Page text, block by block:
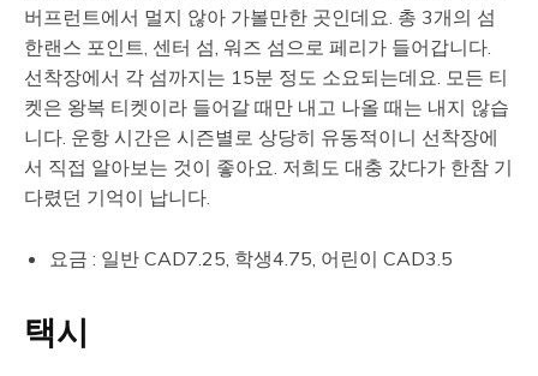
버프런트에서 멀지 않아 가볼만한 곳인데요. 총 3개의 섬
한랜스 포인트, 센터 섬, 워즈 섬으로 페리가 들어갑니다.
선착장에서 각 섬까지는 15분 정도 소요되는데요. 모든 티
켓은 왕복 티켓이라 들어갈 때만 내고 나올 때는 내지 않습
니다. 운항 시간은 시즌별로 상당히 유동적이니 선착장에
서 직접 알아보는 것이 좋아요. 저희도 대충 갔다가 한참 기
다렸던 기억이 납니다.
요금 : 일반 CAD7.25, 학생4.75, 어린이 CAD3.5
택시